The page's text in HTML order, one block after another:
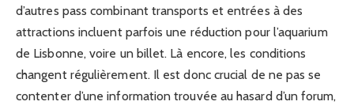
d’autres pass combinant transports et entrées à des
attractions incluent parfois une réduction pour l’aquarium
de Lisbonne, voire un billet. Là encore, les conditions
changent régulièrement. Il est donc crucial de ne pas se
contenter d’une information trouvée au hasard d’un forum,